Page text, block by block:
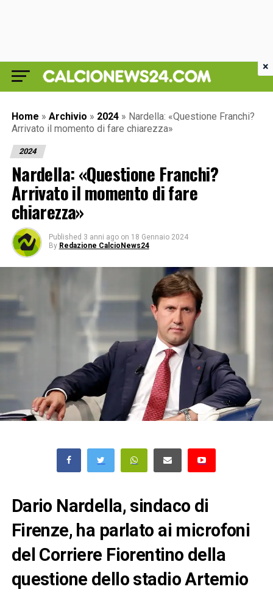
Home » Archivio » 2024 » Nardella: «Questione Franchi?
Arrivato il momento di fare chiarezza»
2024
Nardella: «Questione Franchi?
Arrivato il momento di fare
chiarezza»
Published 3 anni ago on 18 Gennaio 2024
By Redazione CalcioNews24
Dario Nardella, sindaco di
Firenze, ha parlato ai microfoni
del Corriere Fiorentino della
questione dello stadio Artemio
×